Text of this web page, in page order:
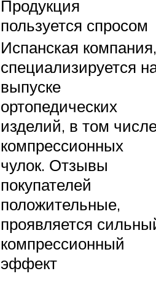
Продукция
пользуется спросом
Испанская компания,
специализируется
выпуске
ортопедических
изделий, в том
компрессионных
чулок. Отзывы
покупателей
положительные,
проявляется
компрессионный
эффект